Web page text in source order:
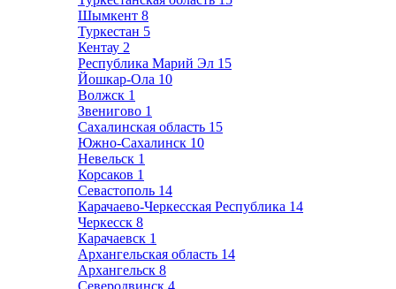
Шымкент 8
Туркестан 5
Кентау 2
Республика Марий Эл 15
Йошкар-Ола 10
Волжск 1
Звенигово 1
Сахалинская область 15
Южно-Сахалинск 10
Невельск 1
Корсаков 1
Севастополь 14
Карачаево-Черкесская Республика 14
Черкесск 8
Карачаевск 1
Архангельская область 14
Архангельск 8
Северодвинск 4